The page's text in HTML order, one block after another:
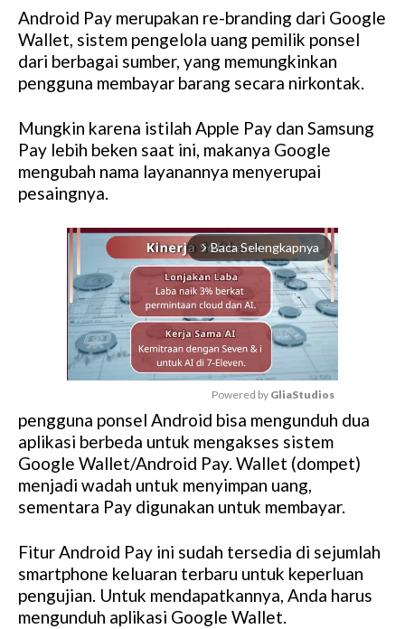
Android Pay merupakan re-branding dari Google
Wallet, sistem pengelola uang pemilik ponsel
dari berbagai sumber, yang memungkinkan
pengguna membayar barang secara nirkontak.
Mungkin karena istilah Apple Pay dan Samsung
Pay lebih beken saat ini, makanya Google
mengubah nama layanannya menyerupai
pesaingnya.
arrow_forward_ios Baca Selengkapnya
M
u
t
e
Powered by GliaStudios
pengguna ponsel Android bisa mengunduh dua
aplikasi berbeda untuk mengakses sistem
Google Wallet/Android Pay. Wallet (dompet)
menjadi wadah untuk menyimpan uang,
sementara Pay digunakan untuk membayar.
Fitur Android Pay ini sudah tersedia di sejumlah
smartphone keluaran terbaru untuk keperluan
pengujian. Untuk mendapatkannya, Anda harus
mengunduh aplikasi Google Wallet.